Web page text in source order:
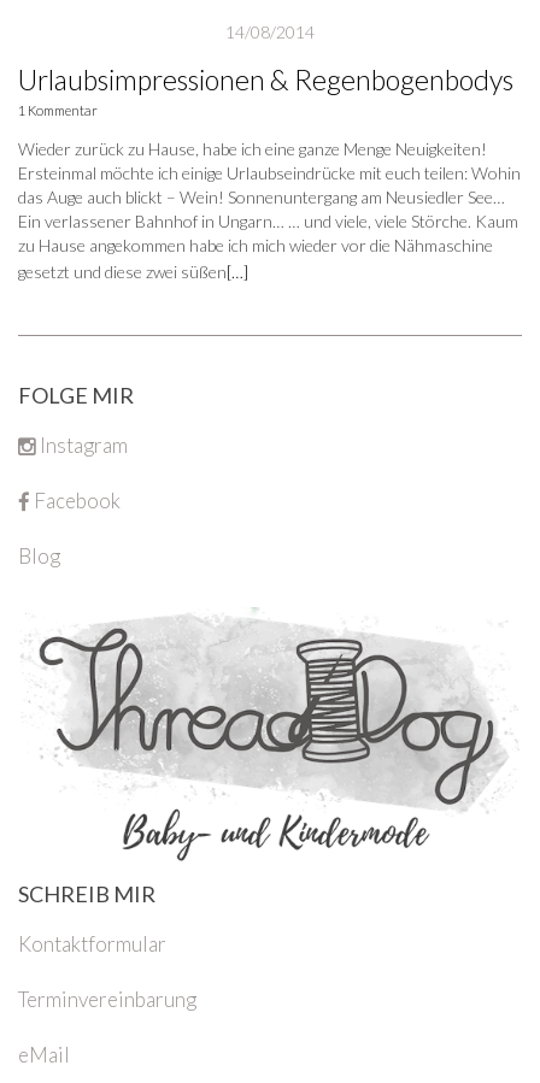
14/08/2014
Urlaubsimpressionen & Regenbogenbodys
1 Kommentar
Wieder zurück zu Hause, habe ich eine ganze Menge Neuigkeiten!
Ersteinmal möchte ich einige Urlaubseindrücke mit euch teilen: Wohin
das Auge auch blickt – Wein! Sonnenuntergang am Neusiedler See…
Ein verlassener Bahnhof in Ungarn… … und viele, viele Störche. Kaum
zu Hause angekommen habe ich mich wieder vor die Nähmaschine
gesetzt und diese zwei süßen[…]
FOLGE MIR
Instagram
Facebook
Blog
SCHREIB MIR
Kontaktformular
Terminvereinbarung
eMail